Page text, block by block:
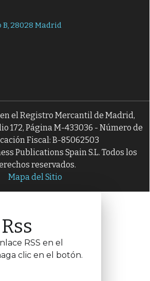
B, 28028 Madrid
el Registro Mercantil de Madrid,
172, Página M-433036 - Número de
Fiscal: B-85062503
Publications Spain S.L. Todos los
reservados.
Mapa del Sitio
RSS en el
clic en el botón.